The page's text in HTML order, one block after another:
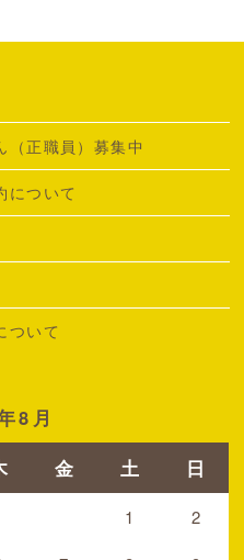
（正職員）募集中
について
ついて
8月
金 土 日
1 2